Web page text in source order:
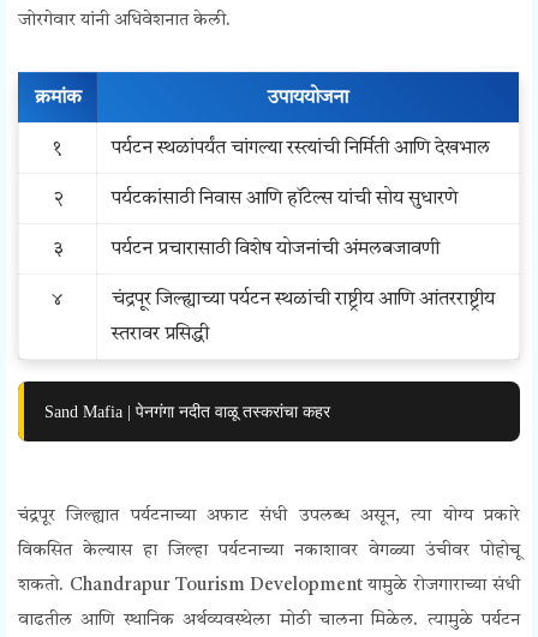
जोरगेवार यांनी अधिवेशनात केली.
क्रमांक उपाययोजना
१ पर्यटन स्थळांपर्यंत चांगल्या रस्त्यांची निर्मिती आणि देखभाल
२ पर्यटकांसाठी निवास आणि हॉटेल्स यांची सोय सुधारणे
३ पर्यटन प्रचारासाठी विशेष योजनांची अंमलबजावणी
४
चंद्रपूर जिल्ह्याच्या पर्यटन स्थळांची राष्ट्रीय आणि आंतरराष्ट्रीय
स्तरावर प्रसिद्धी
Sand Mafia | पेनगंगा नदीत वाळू तस्करांचा कहर
चंद्रपूर जिल्ह्यात पर्यटनाच्या अफाट संधी उपलब्ध असून, त्या योग्य प्रकारे
विकसित केल्यास हा जिल्हा पर्यटनाच्या नकाशावर वेगळ्या उंचीवर पोहोचू
शकतो. Chandrapur Tourism Development यामुळे रोजगाराच्या संधी
वाढतील आणि स्थानिक अर्थव्यवस्थेला मोठी चालना मिळेल. त्यामुळे पर्यटन